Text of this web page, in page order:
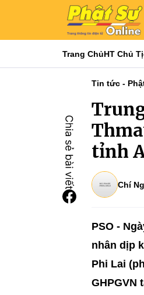
Trang ChủHT Chủ
Tin tức -
tỉnh
Chí
PSO -
nhân dịp
Phi Lai
GHPGVN